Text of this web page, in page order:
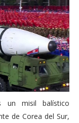
un misil balístico
de Corea del Sur,